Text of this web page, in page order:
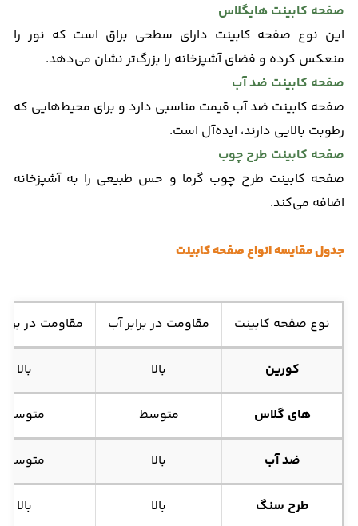
صفحه کابینت هایگلاس
این نوع صفحه کابینت دارای سطحی براق است که نور را
منعکس کرده و فضای آشپزخانه را بزرگ‌تر نشان می‌دهد.
صفحه کابینت ضد آب
صفحه کابینت ضد آب قیمت مناسبی دارد و برای محیط‌هایی که
رطوبت بالایی دارند، ایده‌آل است.
صفحه کابینت طرح چوب
صفحه کابینت طرح چوب گرما و حس طبیعی را به آشپزخانه
اضافه می‌کند.
جدول مقایسه انواع صفحه کابینت
نوع صفحه کابینت مقاومت در برابر آب مقاومت در
کورین بالا بالا
های گلاس متوسط متوسط
ضد آب بالا متوسط
طرح سنگ بالا بالا